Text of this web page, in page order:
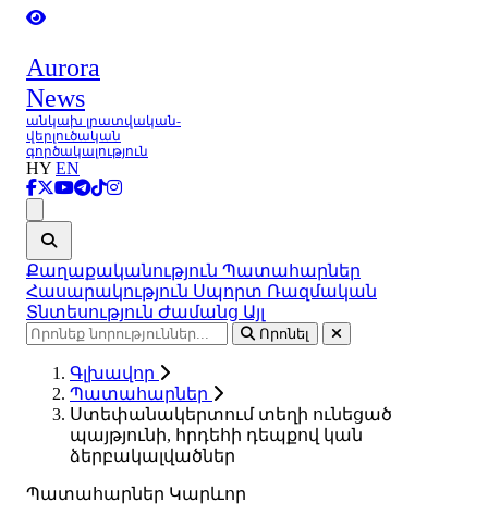
Aurora
News
անկախ լրատվական-
վերլուծական
գործակալություն
HY EN
Քաղաքականություն Պատահարներ
Հասարակություն Սպորտ Ռազմական
Տնտեսություն Ժամանց Այլ
Որոնել
Գլխավոր
Պատահարներ
Ստեփանակերտում տեղի ունեցած
պայթյունի, հրդեհի դեպքով կան
ձերբակալվածներ
Պատահարներ Կարևոր